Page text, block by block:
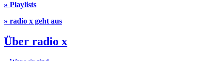
» Playlists
» radio x geht aus
Über radio x